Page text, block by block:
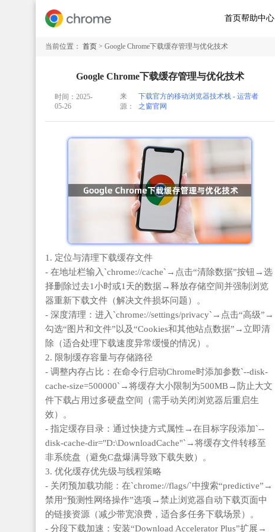
首页帮助中心
当前位置： 首页 > Google Chrome下载缓存管理与优化技术
Google Chrome下载缓存管理与优化技术
时间：2025-
05-26
来
源：
下载官方的移动浏览器技术栈 - 运营者
之窗官网
1. 定位与清理下载缓存文件
- 在地址栏输入`chrome://cache`→点击“清除数据”按钮→选
择删除过去1小时或1天的数据→释放存储空间并强制浏览
器重新下载文件（解决文件损坏问题）。
- 深度清理：进入`chrome://settings/privacy`→点击“高级”→
勾选“图片和文件”以及“Cookies和其他站点数据”→立即清
除（适合处理下载速度异常缓慢的情况）。
2. 限制缓存容量与存储路径
- 调整内存占比：在命令行启动Chrome时添加参数`--disk-
cache-size=500000`→将缓存大小限制为500MB→防止大文
件下载占用过多硬盘空间（需手动关闭浏览器后重启生
效）。
- 指定缓存目录：通过快捷方式属性→在目标字段添加`--
disk-cache-dir="D:\DownloadCache"`→将缓存文件转移至
非系统盘（避免C盘爆满导致下载失败）。
3. 优化缓存优先级与线程策略
- 关闭预加载功能：在`chrome://flags/`中搜索“predictive”→
禁用“预测性网络操作”选项→禁止浏览器自动下载页面中
的链接资源（减少带宽浪费，适合多任务下载场景）。
- 分段下载加速：安装“Download Accelerator Plus”扩展→